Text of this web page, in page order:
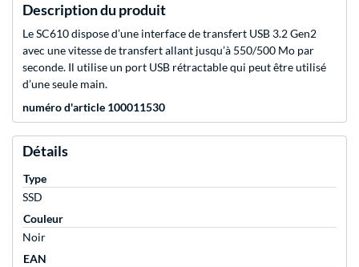
Description du produit
Le SC610 dispose d’une interface de transfert USB 3.2 Gen2
avec une vitesse de transfert allant jusqu’à 550/500 Mo par
seconde. Il utilise un port USB rétractable qui peut être utilisé
d’une seule main.
numéro d'article 100011530
Détails
Type
SSD
Couleur
Noir
EAN